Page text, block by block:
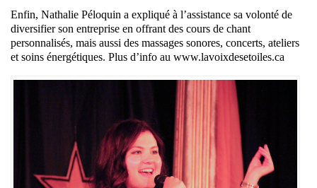
Enfin, Nathalie Péloquin a expliqué à l’assistance sa volonté de
diversifier son entreprise en offrant des cours de chant
personnalisés, mais aussi des massages sonores, concerts, ateliers
et soins énergétiques. Plus d’info au www.lavoixdesetoiles.ca